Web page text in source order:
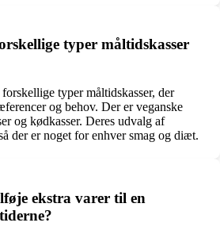
typer måltidskasser
typer måltidskasser, der
og behov. Der er veganske
og kødkasser. Deres udvalg af
der er noget for enhver smag og diæt.
ekstra varer til en